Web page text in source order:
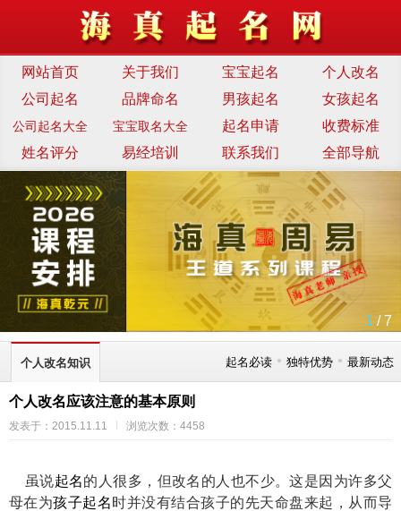
网站首页 关于我们 宝宝起名
个人改名
公司起名
品牌命名 男孩起名 女孩起名
公司起名大全 宝宝取名大全 起名申请
收费标准
姓名评分
易经培训 联系我们 全部导航
1 / 7
个人改名知识 起名必读 • 独特优势 • 最新动态
个人改名应该注意的基本原则
发表于：2015.11.11 浏览次数：4458
虽说起名的人很多，但改名的人也不少。这是因为许多父
母在为孩子起名时并没有结合孩子的先天命盘来起，从而导